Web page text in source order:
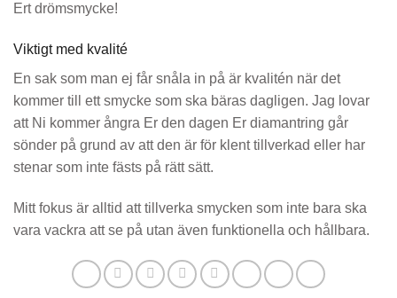
Ert drömsmycke!
Viktigt med kvalité
En sak som man ej får snåla in på är kvalitén när det
kommer till ett smycke som ska bäras dagligen. Jag lovar
att Ni kommer ångra Er den dagen Er diamantring går
sönder på grund av att den är för klent tillverkad eller har
stenar som inte fästs på rätt sätt.
Mitt fokus är alltid att tillverka smycken som inte bara ska
vara vackra att se på utan även funktionella och hållbara.